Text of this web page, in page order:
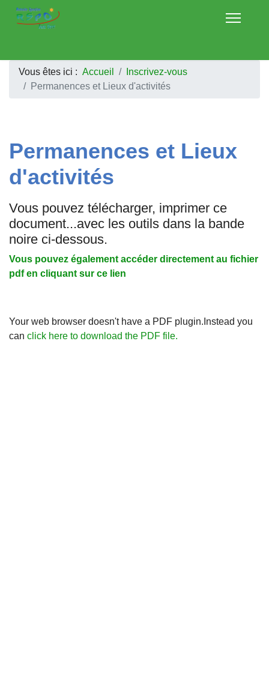
Vous êtes ici : Accueil
Inscrivez-vous
Permanences et Lieux d'activités
Permanences et Lieux
d'activités
Vous pouvez télécharger, imprimer ce
document...avec les outils dans la bande
noire ci-dessous.
Vous pouvez également accéder directement au fichier
pdf en cliquant sur ce lien
Your web browser doesn't have a PDF plugin.Instead you
can click here to download the PDF file.